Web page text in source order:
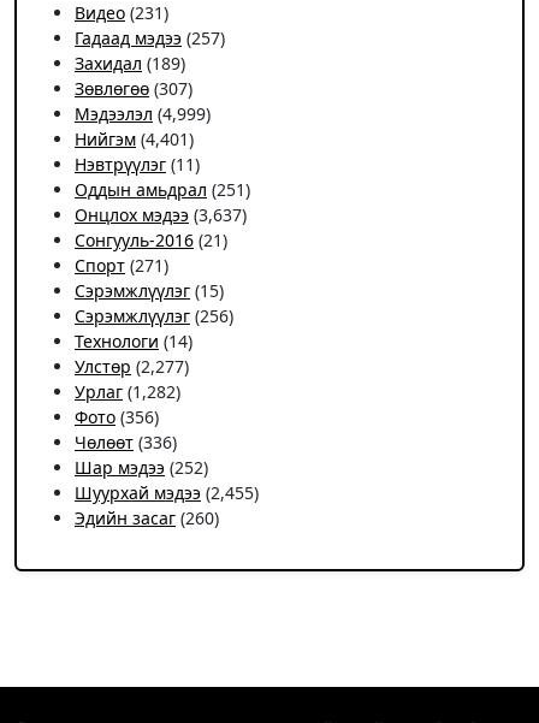
Видео (231)
Гадаад мэдээ (257)
Захидал (189)
Зөвлөгөө (307)
Мэдээлэл (4,999)
Нийгэм (4,401)
Нэвтрүүлэг (11)
Оддын амьдрал (251)
Онцлох мэдээ (3,637)
Сонгууль-2016 (21)
Спорт (271)
Сэрэмжлүүлэг (15)
Сэрэмжлүүлэг (256)
Технологи (14)
Улстөр (2,277)
Урлаг (1,282)
Фото (356)
Чѳлѳѳт (336)
Шар мэдээ (252)
Шуурхай мэдээ (2,455)
Эдийн засаг (260)